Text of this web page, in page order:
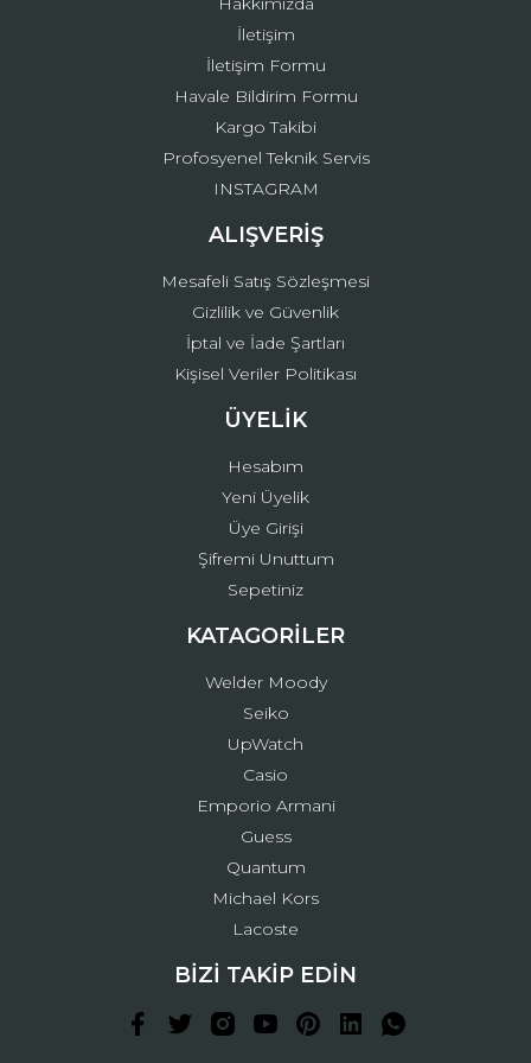
Gönder
İletişim
İletişim Formu
Havale Bildirim Formu
Kargo Takibi
Profosyenel Teknik Servis
INSTAGRAM
ALIŞVERİŞ
Mesafeli Satış Sözleşmesi
Gizlilik ve Güvenlik
İptal ve İade Şartları
Kişisel Veriler Politikası
ÜYELİK
Hesabım
Yeni Üyelik
Üye Girişi
Şifremi Unuttum
Sepetiniz
KATAGORİLER
Welder Moody
Seiko
UpWatch
Casio
Emporio Armani
Guess
Quantum
Michael Kors
Lacoste
BİZİ TAKİP EDİN